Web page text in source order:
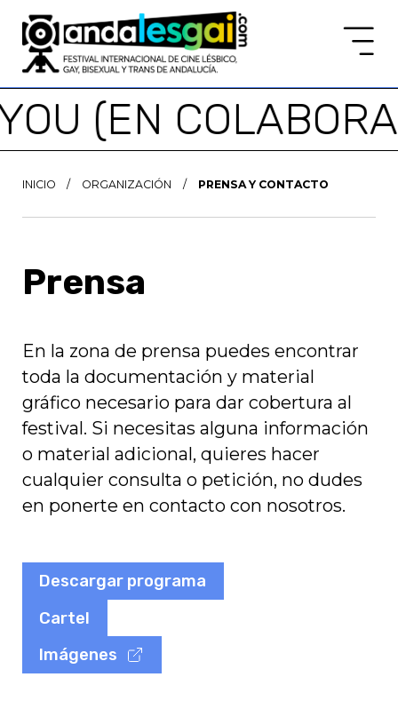
(EN
INICIO / ORGANIZACIÓN / PRENSA Y CONTACTO
Prensa
En la zona de prensa puedes encontrar
toda la documentación y material
gráfico necesario para dar cobertura al
festival. Si necesitas alguna información
o material adicional, quieres hacer
cualquier consulta o petición, no dudes
en ponerte en contacto con nosotros.
Descargar programa
Cartel
Imágenes